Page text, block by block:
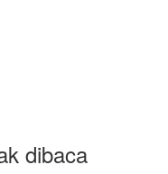
dibaca